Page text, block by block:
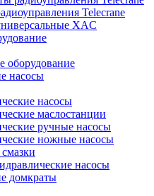
Telecrane
XAC
оборудование
насосы
насосы
маслостанции
ручные насосы
ножные насосы
насосы
домкраты